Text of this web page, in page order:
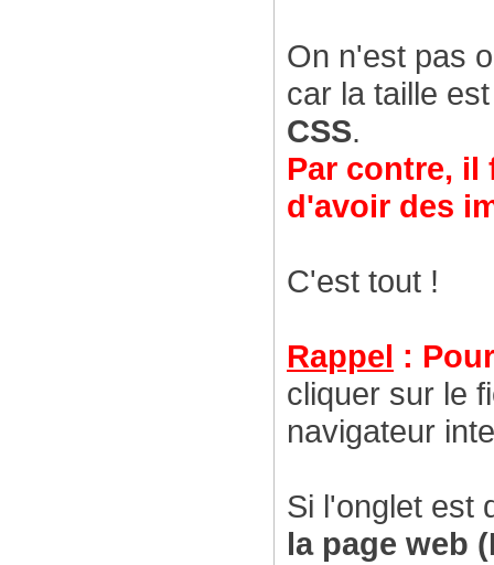
On n'est pas
car la taille
CSS.
Par contre, il
d'avoir des
C'est tout !
Rappel :
cliquer sur le
navigateur
Si l'onglet est
la page web